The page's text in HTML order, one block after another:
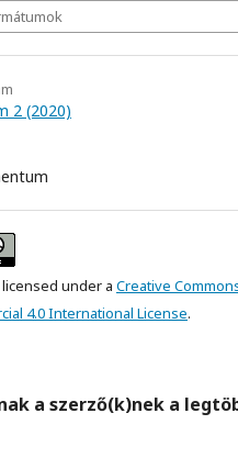
2 (2020)
under a Creative
4.0 International License.
a szerző(k)nek a